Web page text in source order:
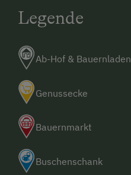
Legende
Ab-Hof & Bauernladen
Genussecke
Bauernmarkt
Buschenschank